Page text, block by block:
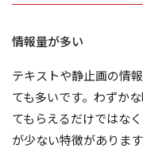
情報量が多い
テキストや静止画の情
ても多いです。わずか
てもらえるだけではな
が少ない特徴があります